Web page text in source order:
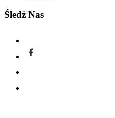
Śledź Nas